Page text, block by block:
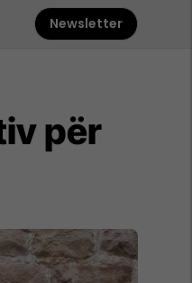
Newsletter
për